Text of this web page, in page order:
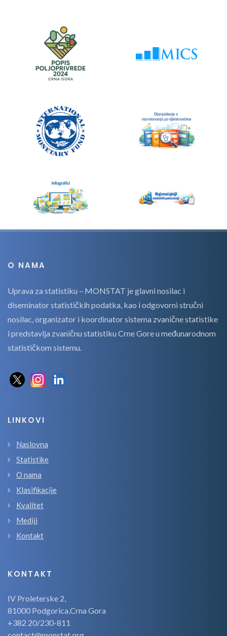
O NAMA
Uprava za statistiku – MONSTAT je glavni nosilac i
diseminator statističkih podatka, kao i odgovorni stručni
nosilac, organizator i koordinator sistema zvanične statistike
i predstavlja zvaničnu statistiku Crne Gore u međunarodnom
statističkom sistemu.
LINKOVI
Naslovna
Statistike
O nama
Klasifikacije
Kvalitet
Mediji
Kontakt
KONTAKT
IV Proleterske 2,
81000 Podgorica,Crna Gora
+382 20/230-811